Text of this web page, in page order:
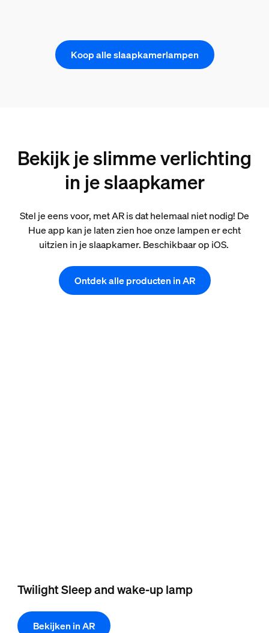
Koop alle slaapkamerlampen
Bekijk je slimme verlichting
in je slaapkamer
Stel je eens voor, met AR is dat helemaal niet nodig! De
Hue app kan je laten zien hoe onze lampen er echt
uitzien in je slaapkamer. Beschikbaar op iOS.
Ontdek alle producten in AR
Twilight Sleep and wake-up lamp
Bekijken in AR